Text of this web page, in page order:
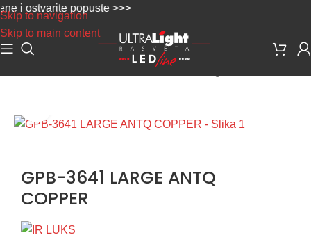
Skip to navigation
Skip to main content
ostvarite popuste >>>
GPB-3641 LARGE ANTQ
COPPER